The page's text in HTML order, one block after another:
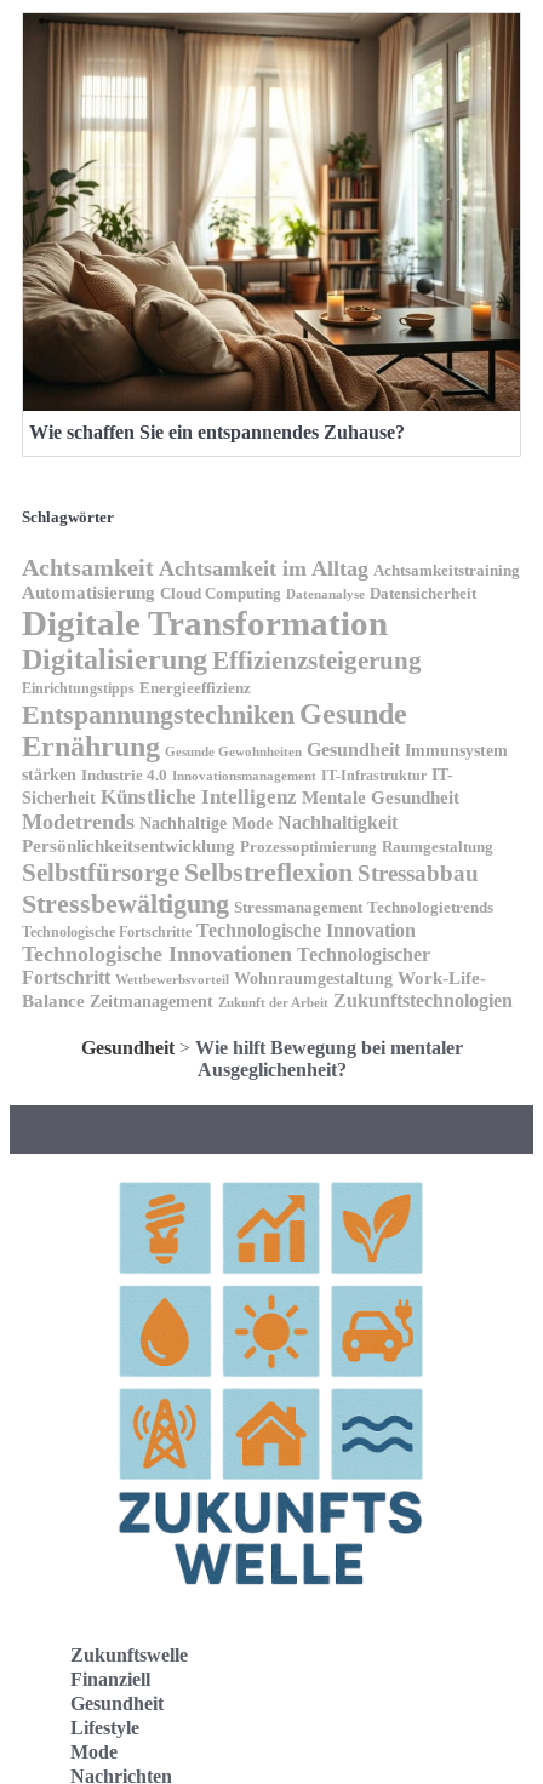
Wie schaffen Sie ein entspannendes Zuhause?
Schlagwörter
Achtsamkeit Achtsamkeit im Alltag Achtsamkeitstraining
Automatisierung Cloud Computing Datenanalyse Datensicherheit
Digitale Transformation
Digitalisierung Effizienzsteigerung
Einrichtungstipps Energieeffizienz
Entspannungstechniken Gesunde
Ernährung Gesunde Gewohnheiten Gesundheit Immunsystem
stärken Industrie 4.0 Innovationsmanagement IT-Infrastruktur IT-
Sicherheit Künstliche Intelligenz Mentale Gesundheit
Modetrends Nachhaltige Mode Nachhaltigkeit
Persönlichkeitsentwicklung Prozessoptimierung Raumgestaltung
Selbstfürsorge Selbstreflexion Stressabbau
Stressbewältigung Stressmanagement Technologietrends
Technologische Fortschritte Technologische Innovation
Technologische Innovationen Technologischer
Fortschritt Wettbewerbsvorteil Wohnraumgestaltung Work-Life-
Balance Zeitmanagement Zukunft der Arbeit Zukunftstechnologien
Gesundheit> Wie hilft Bewegung bei mentaler
Ausgeglichenheit?
Zukunftswelle
Finanziell
Gesundheit
Lifestyle
Mode
Nachrichten